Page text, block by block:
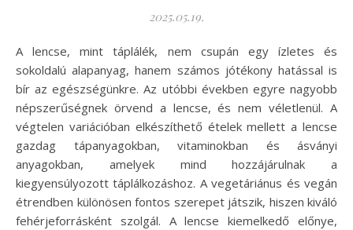
2025.05.19.
A lencse, mint táplálék, nem csupán egy ízletes és
sokoldalú alapanyag, hanem számos jótékony hatással is
bír az egészségünkre. Az utóbbi években egyre nagyobb
népszerűségnek örvend a lencse, és nem véletlenül. A
végtelen variációban elkészíthető ételek mellett a lencse
gazdag tápanyagokban, vitaminokban és ásványi
anyagokban, amelyek mind hozzájárulnak a
kiegyensúlyozott táplálkozáshoz. A vegetáriánus és vegán
étrendben különösen fontos szerepet játszik, hiszen kiváló
fehérjeforrásként szolgál. A lencse kiemelkedő előnye,